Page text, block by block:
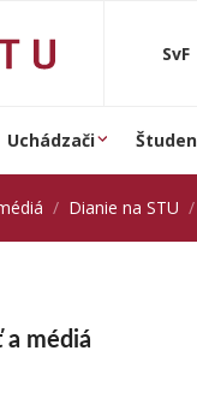
SvF
Uchádzači
Dianie na STU
médiá